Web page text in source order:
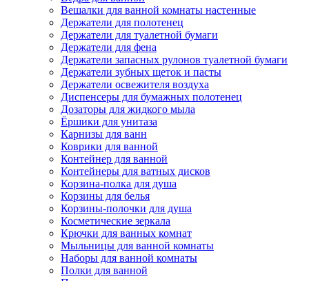
Вешалки для ванной комнаты настенные
Держатели для полотенец
Держатели для туалетной бумаги
Держатели для фена
Держатели запасных рулонов туалетной бумаги
Держатели зубных щеток и пасты
Держатели освежителя воздуха
Диспенсеры для бумажных полотенец
Дозаторы для жидкого мыла
Ёршики для унитаза
Карнизы для ванн
Коврики для ванной
Контейнер для ванной
Контейнеры для ватных дисков
Корзина-полка для душа
Корзины для белья
Корзины-полочки для душа
Косметические зеркала
Крючки для ванных комнат
Мыльницы для ванной комнаты
Наборы для ванной комнаты
Полки для ванной